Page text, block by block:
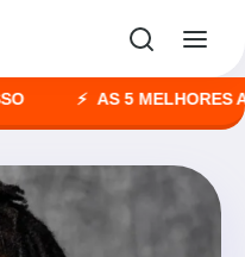
AS 5 MELHORES